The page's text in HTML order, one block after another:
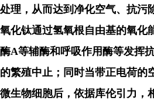
处理，从而达到净化空气、抗污
氧化钛通过氢氧根自由基的氧化
酶A等辅酶和呼吸作用酶等发挥
的繁殖中止；同时当带正电荷的
微生物细胞后，依据库伦引力，